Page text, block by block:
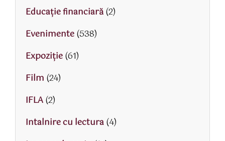
Educaţie financiară(2)
Evenimente(538)
Expoziție(61)
Film (24)
IFLA(2)
Intalnire cu lectura(4)